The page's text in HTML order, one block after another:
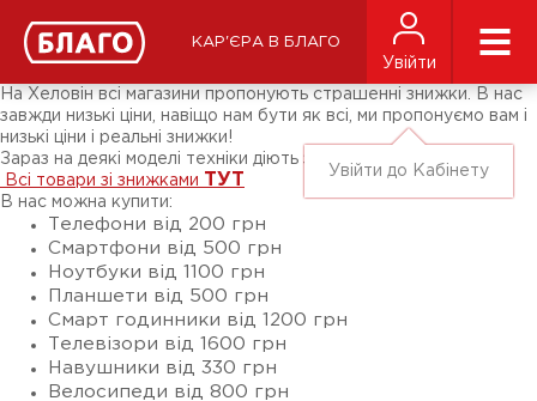
КАР'ЄРА В БЛАГО
Увійти
Увійти до Кабінету
ЗМІ про нас
Підписники соц-мереж
Ярмарки
На Хеловін всі магазини пропонують страшенні знижки. В нас
завжди низькі ціни, навіщо нам бути як всі, ми пропонуємо вам і
низькі ціни і реальні знижки!
Зараз на деякі моделі техніки діють знижки до -40%!
Всі товари зі знижками ТУТ
В нас можна купити:
Телефони від 200 грн
Смартфони від 500 грн
Ноутбуки від 1100 грн
Планшети від 500 грн
Смарт годинники від 1200 грн
Телевізори від 1600 грн
Навушники від 330 грн
Велосипеди від 800 грн